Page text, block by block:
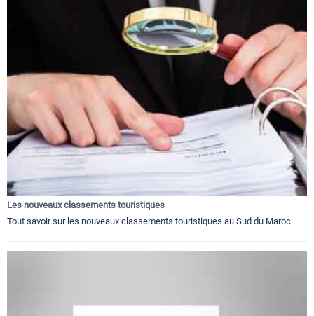
Les nouveaux classements touristiques
Tout savoir sur les nouveaux classements touristiques au Sud du Maroc